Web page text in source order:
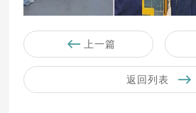
上一篇
返回列表